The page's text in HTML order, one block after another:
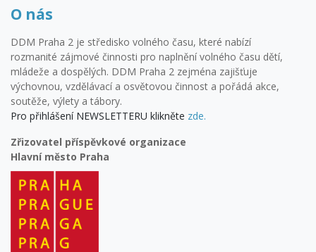
O nás
DDM Praha 2 je středisko volného času, které nabízí
rozmanité zájmové činnosti pro naplnění volného času dětí,
mládeže a dospělých. DDM Praha 2 zejména zajišťuje
výchovnou, vzdělávací a osvětovou činnost a pořádá akce,
soutěže, výlety a tábory.
Pro přihlášení NEWSLETTERU klikněte zde.
Zřizovatel příspěvkové organizace
Hlavní město Praha